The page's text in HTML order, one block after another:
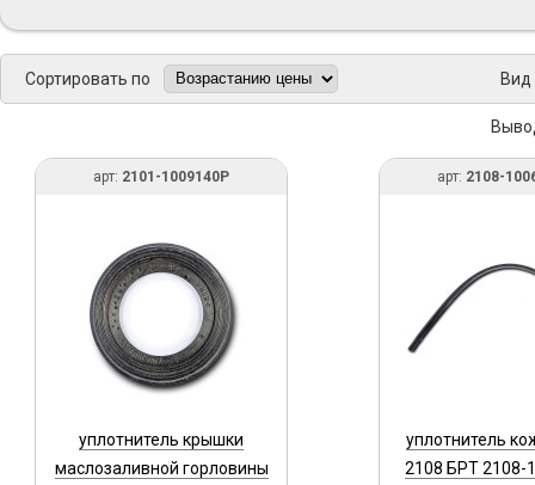
Сортировать по Вид
арт: 2101-1009140Р
уплотнитель крышки
маслозаливной горловины
арт: 2108-
уплотнитель
2108 БРТ 2108-